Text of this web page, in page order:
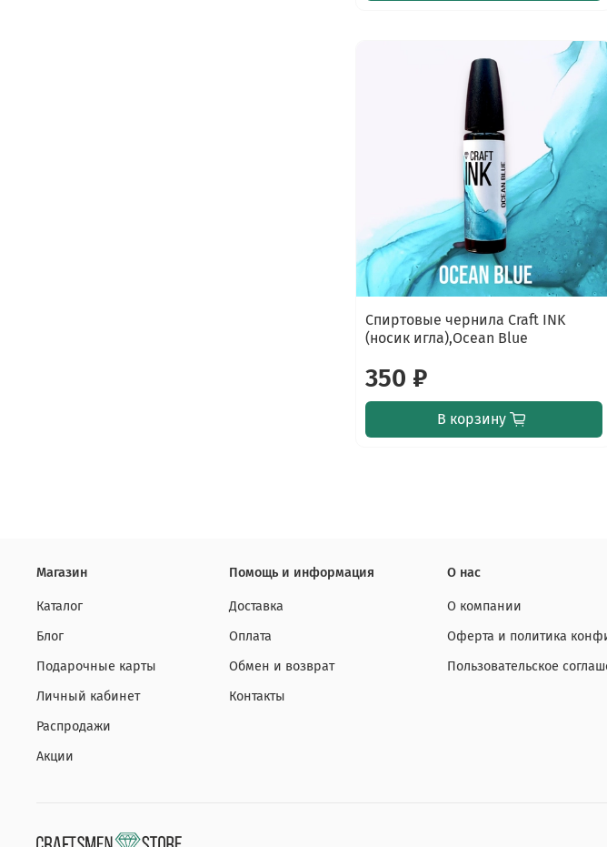
Cпиртовые чернила Craft INK
(носик игла),Ocean Blue
350 ₽
В корзину
Магазин
Каталог
Блог
Подарочные карты
Личный кабинет
Распродажи
Акции
Помощь и информация
Доставка
Оплата
Обмен и возврат
Контакты
О нас
О компании
Оферта и политика
Пользовательское